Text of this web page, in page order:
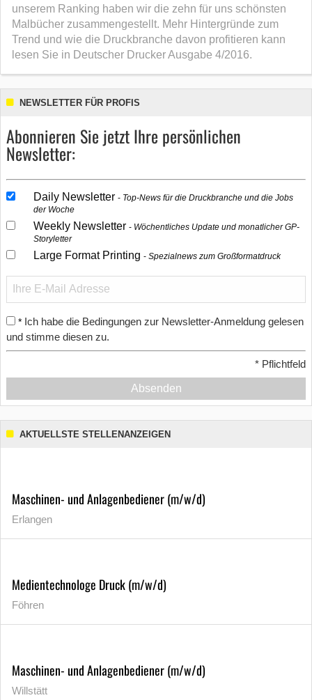
unserem Ranking haben wir die zehn für uns schönsten
Malbücher zusammengestellt. Mehr Hintergründe zum
Trend und wie die Druckbranche davon profitieren kann
lesen Sie in Deutscher Drucker Ausgabe 4/2016.
NEWSLETTER FÜR PROFIS
Abonnieren Sie jetzt Ihre persönlichen
Newsletter:
Daily Newsletter
Top-News für die Druckbranche und die Jobs
der Woche
Weekly Newsletter
Wöchentliches Update und monatlicher GP-
Storyletter
Large Format Printing Spezialnews zum Großformatdruck
* Ich habe die Bedingungen zur Newsletter-Anmeldung gelesen
und stimme diesen zu.
* Pflichtfeld
Absenden
AKTUELLSTE STELLENANZEIGEN
Maschinen- und Anlagenbediener (m/w/d)
Erlangen
Medientechnologe Druck (m/w/d)
Föhren
Maschinen- und Anlagenbediener (m/w/d)
Willstätt